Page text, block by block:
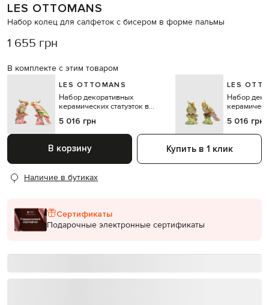
LES OTTOMANS
Набор колец для салфеток с бисером в форме пальмы
1 655 грн
В комплекте с этим товаром
LES OTTOMANS
Набор декоративных
керамических статуэток в
5 016 грн
LES
Набор
5 016 грн
В корзину Купить в 1 клик
Наличие в бутиках
Сертификаты
Подарочные электронные сертификаты